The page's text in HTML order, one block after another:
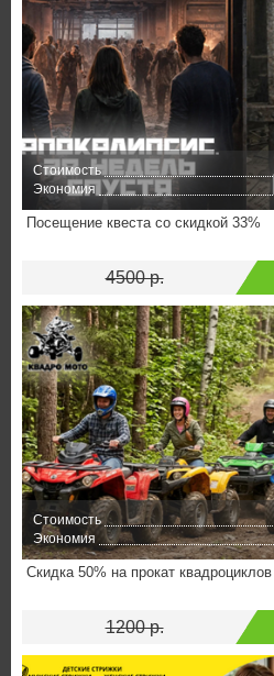
Стоимость
Экономия
Посещение квеста со скидкой 33%
4500 р.
Стоимость
Экономия
Скидка 50% на прокат
1200 р.